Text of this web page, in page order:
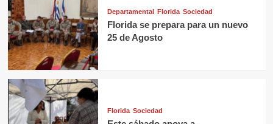
Departamental Florida Sociedad
Florida se prepara para un nuevo
25 de Agosto
Florida Sociedad